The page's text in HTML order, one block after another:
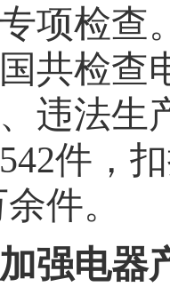
项检查
共检查
违法生
542件，
件。
强电器